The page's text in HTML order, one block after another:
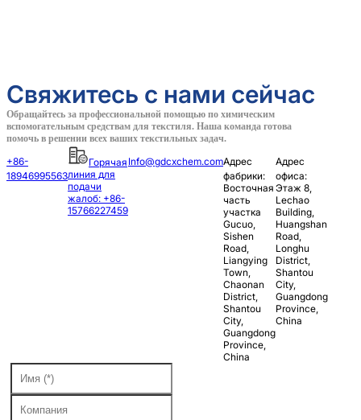
Свяжитесь с нами сейчас
Обращайтесь за профессиональной помощью по химическим
вспомогательным средствам для текстиля. Наша команда готова
помочь в решении всех ваших текстильных задач.
+86-
18946995563
Горячая
линия для
подачи
жалоб: +86-
15766227459
Info@gdcxchem.comАдрес
фабрики:
Восточная
часть
участка
Gucuo,
Sishen
Road,
Liangying
Town,
Chaonan
District,
Shantou
City,
Guangdong
Province,
China
Адрес
офиса:
Этаж 8,
Lechao
Building,
Huangshan
Road,
Longhu
District,
Shantou
City,
Guangdong
Province,
China